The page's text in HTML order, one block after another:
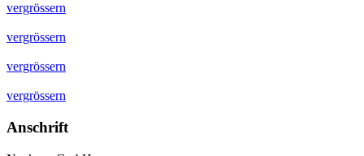
vergrössern
vergrössern
vergrössern
vergrössern
Anschrift